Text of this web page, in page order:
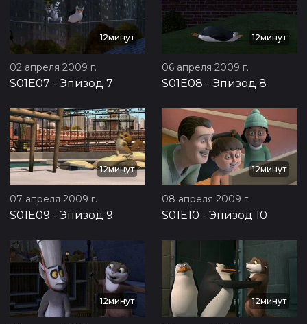
12минут
02 апреля 2009 г.
S01E07 - Эпизод 7
12минут
06 апреля 2009 г.
S01E08 - Эпизод 8
12минут
07 апреля 2009 г.
S01E09 - Эпизод 9
12минут
08 апреля 2009 г.
S01E10 - Эпизод 10
12минут 12минут